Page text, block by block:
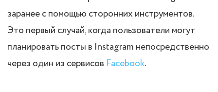
заранее с помощью сторонних инструментов.
Это первый случай, когда пользователи могут
планировать посты в Instagram непосредственно
через один из сервисов Facebook.